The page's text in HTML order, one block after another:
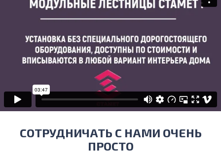
СОТРУДНИЧАТЬ С НАМИ ОЧЕНЬ
ПРОСТО